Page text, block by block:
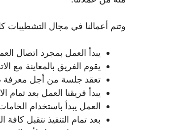
وتتم أعمالنا في مجال التشطيبات
يبدأ العمل بمجرد اتصال
يقوم الفريق بالمعاينة مع
تعقد جلسة من أجل معرفة
يبدأ فريقنا العمل بعد
العمل يبدأ باستخدام
بعد تمام التنفيذ نتقبل